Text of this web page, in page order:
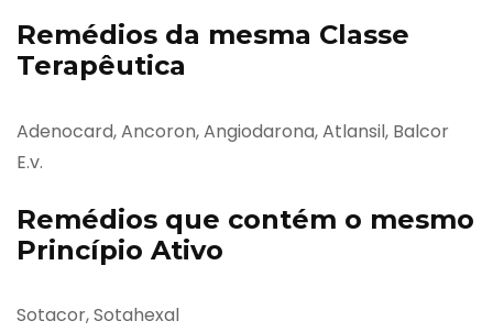
Remédios da mesma Classe
Terapêutica
Adenocard, Ancoron, Angiodarona, Atlansil, Balcor
E.v.
Remédios que contém o mesmo
Princípio Ativo
Sotacor, Sotahexal